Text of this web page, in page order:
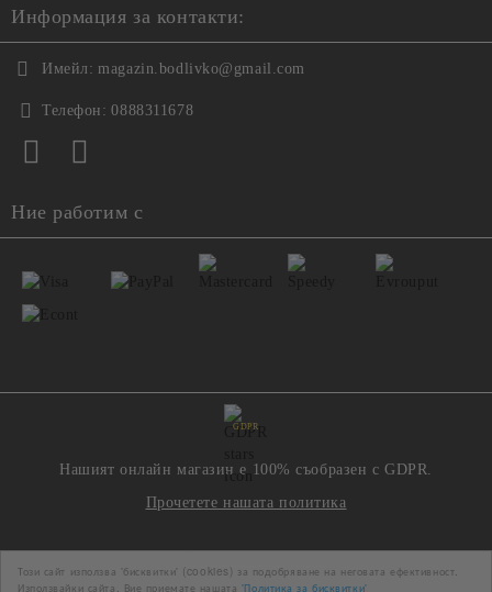
Този сайт използва 'бисквитки' (cookies) за подобряване на неговата ефективност.
Използвайки сайта, Вие приемате нашата 'Политика за бисквитки'
Информация за контакти:
Имейл: magazin.bodlivko@gmail.com
Телефон: 0888311678
Ние работим с
GDPR
Нашият онлайн магазин е 100% съобразен с GDPR.
Прочетете нашата политика